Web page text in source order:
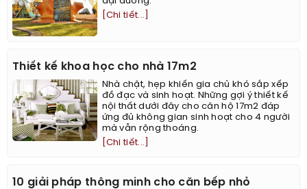
[Chi tiết...]
Thiết kế khoa học cho nhà 17m2
Nhà chật, hẹp khiến gia chủ khó sắp xếp
đồ đạc và sinh hoạt. Những gợi ý thiết kế
nội thất dưới đây cho căn hộ 17m2 đáp
ứng đủ không gian sinh hoạt cho 4 người
mà vẫn rộng thoáng.
[Chi tiết...]
10 giải pháp thông minh cho căn bếp nhỏ